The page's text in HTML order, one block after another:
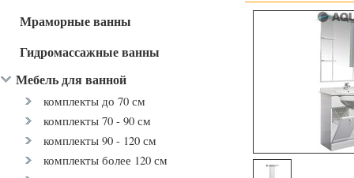
Мраморные ванны
Гидромассажные ванны
Мебель для ванной
комплекты до 70 см
комплекты 70 - 90 см
комплекты 90 - 120 см
комплекты более 120 см